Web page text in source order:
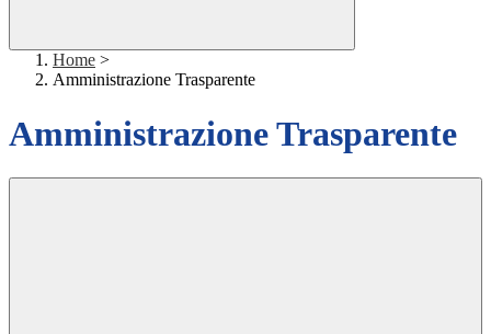
Home >
Amministrazione Trasparente
Amministrazione Trasparente